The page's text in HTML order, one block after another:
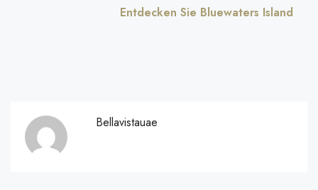
Entdecken Sie Bluewaters Island
Bellavistauae